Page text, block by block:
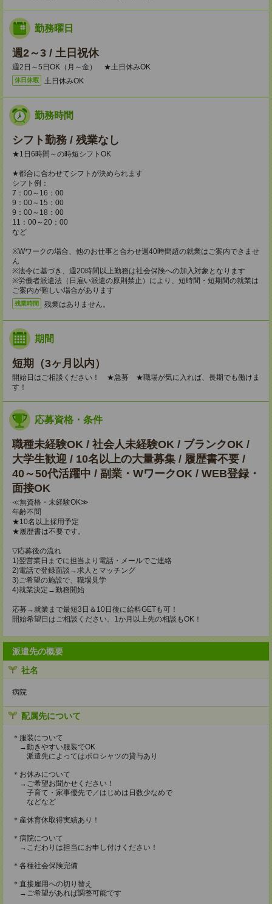
勤務曜日
週2～3 / 土日祝休
週2日～5日OK（月～金） ★土日休みOK
休日休暇 土日休みOK
勤務時間
シフト勤務 / 残業なし
★1日6時間～の時短シフトOK
★都合に合わせてシフトが決められます
シフト例：
7：00～16：00
9：00～15：00
9：00～18：00
11：00～20：00
など
※Wワークの場合、他のお仕事と合わせ週40時間超の就業はご案内できませ
ん
※法令に基づき、週20時間以上勤務は社会保険への加入対象となります
※労働者派遣法（日雇い派遣の原則禁止）により、短時間・短期間の就業は
ご案内が難しい場合があります
残業時間 残業はありません。
期間
短期（3ヶ月以内）
開始日はご相談ください！ ★急募 ★職場が気に入れば、長期でも働けま
す！
応募資格・条件
職種未経験OK / 社会人未経験OK / ブランクOK /
大学生歓迎 / 10名以上の大量募集 / 履歴書不要 /
40～50代活躍中 / 副業・WワークOK / WEB登録・
面接OK
≪無資格・未経験OK≫
年齢不問
★10名以上採用予定
★履歴書は不要です。
▽応募後の流れ
1)翌営業日までに担当より電話・メールでご連絡
2)電話で登録面談→求人とマッチング
3)ご希望の施設で、職場見学
4)就業決定→勤務開始
応募→就業まで最短3日＆10日後に給料GETも可！
開始希望日はご相談ください。1か月以上先の相談もOK！
派遣先の概要
社名
病院
配属先について
＊服装について
→動きやすい服装でOK
派遣先によってはポロシャツの貸与あり
＊お休みについて
→ご希望お聞かせください！
子育て・家事優先で／はじめは日数少なめで
などなど
＊産休育休取得実績あり！
＊病院について
→こだわりは担当にお申し付けください！
＊各種社会保険完備
＊直接雇用への切り替え
→ご希望があれば調整可能です